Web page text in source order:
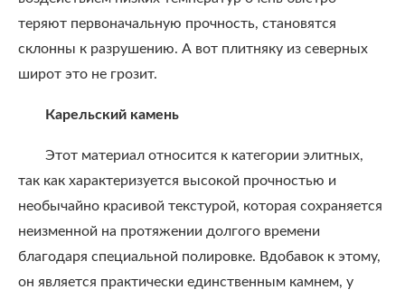
теряют первоначальную прочность, становятся
склонны к разрушению. А вот плитняку из северных
широт это не грозит.
Карельский камень
Этот материал относится к категории элитных,
так как характеризуется высокой прочностью и
необычайно красивой текстурой, которая сохраняется
неизменной на протяжении долгого времени
благодаря специальной полировке. Вдобавок к этому,
он является практически единственным камнем, у